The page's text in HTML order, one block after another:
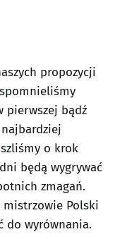
propozycji
pierwszej bądź
o krok
będą wygrywać
zmagań.
Polski
do wyrównania.